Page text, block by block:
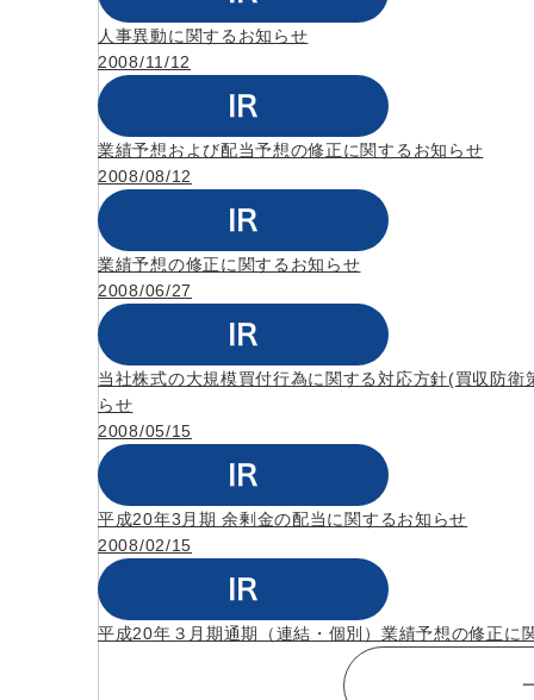
人事異動に関するお知らせ
2008/11/12
業績予想および配当予想の修正に関するお知らせ
2008/08/12
業績予想の修正に関するお知らせ
2008/06/27
当社株式の大規模買付行為に関する対応方針(買収防
らせ
2008/05/15
平成20年3月期 余剰金の配当に関するお知らせ
2008/02/15
平成20年３月期通期（連結・個別）業績予想の修正に